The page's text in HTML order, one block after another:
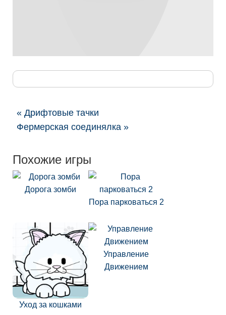
« Дрифтовые тачки
Фермерская соединялка »
Похожие игры
Дорога зомби
Пора парковаться 2
Уход за кошками
Управление
Движением